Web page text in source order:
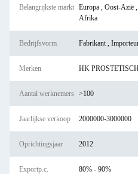
Belangrijkste markt Europa , Oost-Azië
Afrika
Bedrijfsvorm Fabrikant ,
Merken HK
Aantal werknemers >100
Jaarlijkse verkoop 2000000-3000000
Oprichtingsjaar 2012
Exportp.c. 80% - 90%